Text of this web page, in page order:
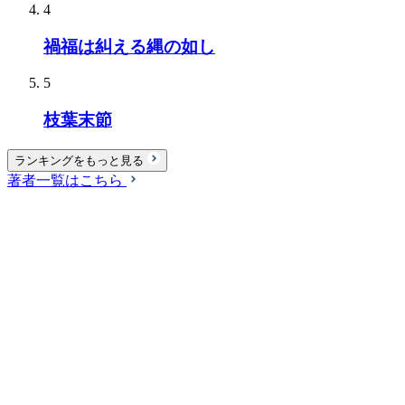
4
禍福は糾える縄の如し
5
枝葉末節
ランキングをもっと見る
著者一覧はこちら